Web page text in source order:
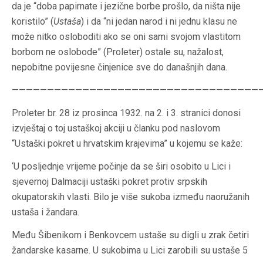
da je “doba papirnate i jezične borbe prošlo, da ništa nije
koristilo” (Ustaša) i da “ni jedan narod i ni jednu klasu ne
može nitko osloboditi ako se oni sami svojom vlastitom
borbom ne oslobode” (Proleter) ostale su, nažalost,
nepobitne povijesne činjenice sve do današnjih dana.
Proleter br. 28 iz prosinca 1932. na 2. i 3. stranici donosi
izvještaj o toj ustaškoj akciji u članku pod naslovom
“Ustaški pokret u hrvatskim krajevima” u kojemu se kaže:
‘U posljednje vrijeme počinje da se širi osobito u Lici i
sjevernoj Dalmaciji ustaški pokret protiv srpskih
okupatorskih vlasti. Bilo je više sukoba između naoružanih
ustaša i žandara.
Među Šibenikom i Benkovcem ustaše su digli u zrak četiri
žandarske kasarne. U sukobima u Lici zarobili su ustaše 5